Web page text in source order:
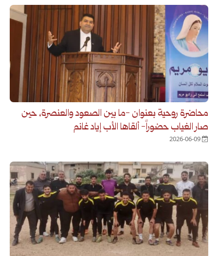
محاضرة روحية بعنوان -ما بين الصعود والعنصرة، حين
صار الغياب حضوراً- ألقاها الأب إياد غانم
2026-06-09